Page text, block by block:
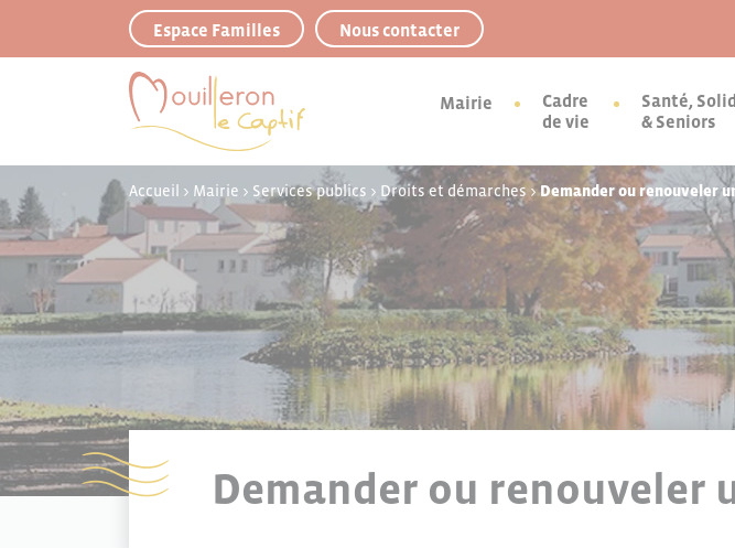
Espace Familles Nous contacter
Mairie
Cadre
de vie
Santé,
& Seniors
Accueil > Mairie > Services publics > Droits et démarches >Demander ou renouveler
Demander ou renouveler
Panneau de gestion des cookies